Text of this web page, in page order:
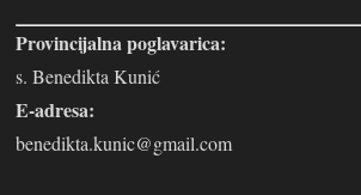
Provincijalna poglavarica:
s. Benedikta Kunić
E-adresa:
benedikta.kunic@gmail.com